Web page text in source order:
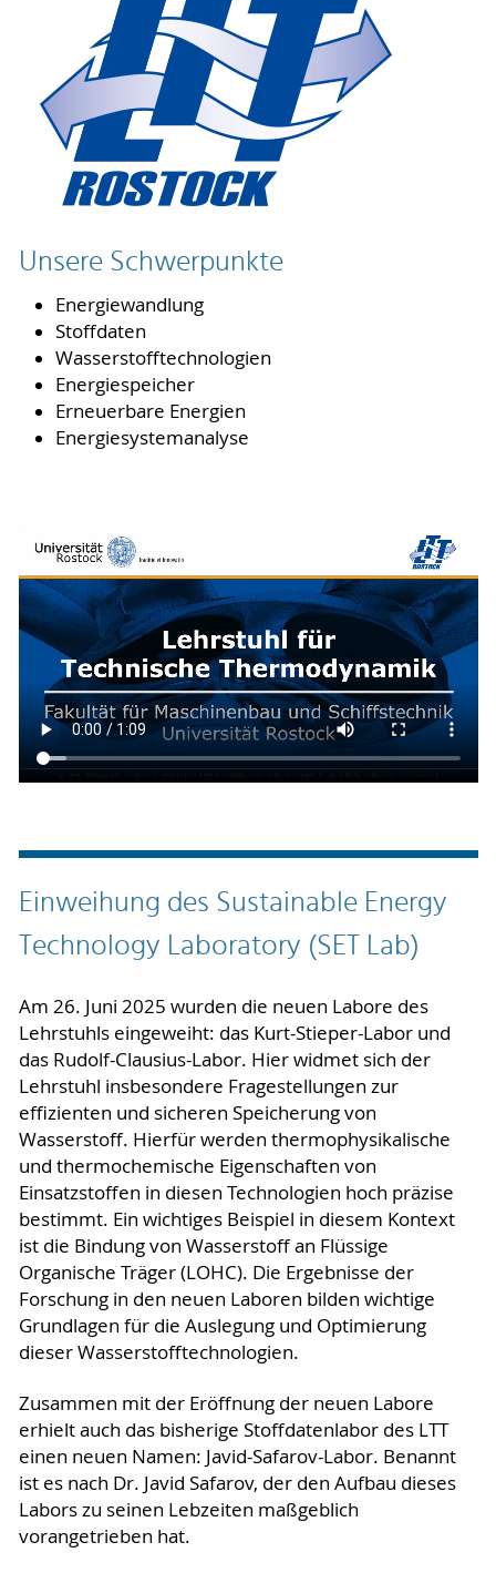
Unsere Schwerpunkte
Energiewandlung
Stoffdaten
Wasserstofftechnologien
Energiespeicher
Erneuerbare Energien
Energiesystemanalyse
Einweihung des Sustainable Energy
Technology Laboratory (SET Lab)
Am 26. Juni 2025 wurden die neuen Labore des
Lehrstuhls eingeweiht: das Kurt-Stieper-Labor und
das Rudolf-Clausius-Labor. Hier widmet sich der
Lehrstuhl insbesondere Fragestellungen zur
effizienten und sicheren Speicherung von
Wasserstoff. Hierfür werden thermophysikalische
und thermochemische Eigenschaften von
Einsatzstoffen in diesen Technologien hoch präzise
bestimmt. Ein wichtiges Beispiel in diesem Kontext
ist die Bindung von Wasserstoff an Flüssige
Organische Träger (LOHC). Die Ergebnisse der
Forschung in den neuen Laboren bilden wichtige
Grundlagen für die Auslegung und Optimierung
dieser Wasserstofftechnologien.
Zusammen mit der Eröffnung der neuen Labore
erhielt auch das bisherige Stoffdatenlabor des LTT
einen neuen Namen: Javid-Safarov-Labor. Benannt
ist es nach Dr. Javid Safarov, der den Aufbau dieses
Labors zu seinen Lebzeiten maßgeblich
vorangetrieben hat.